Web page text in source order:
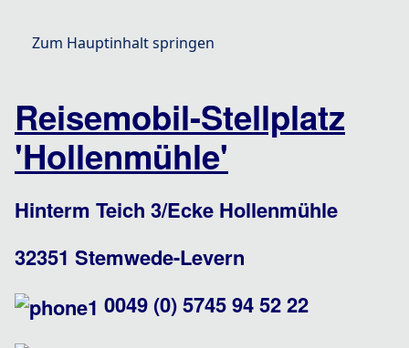
Zum Hauptinhalt springen
Stellplatz
Reisemobil-Stellplatz
'Hollenmühle'
Hinterm Teich 3/Ecke Hollenmühle
32351 Stemwede-Levern
0049 (0) 5745 94 52 22